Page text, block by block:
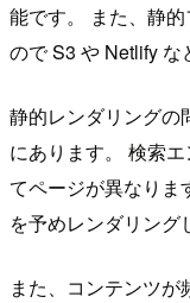
能です。 また、静
ので S3 や Netlify な
静的レンダリングの
にあります。 検索
てページが異なりま
を予めレンダリング
また、コンテンツ